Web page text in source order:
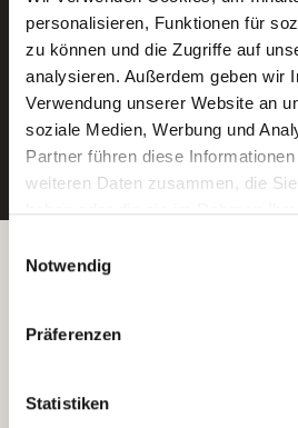
personalisieren, Funktionen für
zu können und die Zugriffe auf
analysieren. Außerdem geben wir
Verwendung unserer Website an
soziale Medien, Werbung und
Partner führen diese
weiteren Daten zusammen, die
Wenn Sie auf „Cookies zulassen“
Sie der Speicherung sämtlicher
Ihre Einwilligung
indem Sie die Cookie-
unsererDatenschutzerklärung
Notwendig
Präferenzen
Statistiken
Neue Stellen
Ein kostenloser
Jobs.
E-Mail-Adresse
Betreiber der Webseite
Kantstraße 45a
(Ein Tochterunternehmen des AWO
e.V.)